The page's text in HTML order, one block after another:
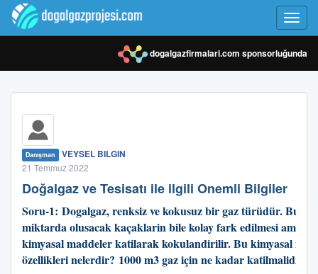
dogalgazfirmalari.com sponsorluğunda
Danışman VEYSEL BILGIN
21 Temmuz 2022
Doğalgaz ve Tesisatı ile ilgili Onemli Bilgiler
Soru-1: Dogalgaz, renksiz ve kokusuz bir gaz türüdür.
miktarda olusacak kaçaklarin bile kolay fark edilmesi amaci
kimyasal maddeler katilarak kokulandirilir. Bu kimyasal
özellikleri nelerdir? 1000 m3 gaz için ne kadar katilmalidir?